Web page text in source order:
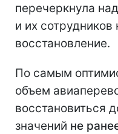
перечеркнула
и их сотрудников
восстановление.
По самым
объем
восстановиться
значений не